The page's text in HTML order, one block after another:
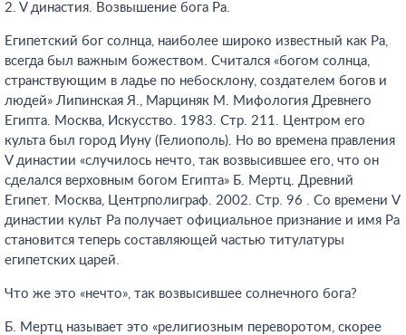
2. V династия. Возвышение бога Ра.
Египетский бог солнца, наиболее широко известный как Ра,
всегда был важным божеством. Считался «богом солнца,
странствующим в ладье по небосклону, создателем богов и
людей» Липинская Я., Марциняк М. Мифология Древнего
Египта. Москва, Искусство. 1983. Стр. 211. Центром его
культа был город Иуну (Гелиополь). Но во времена правления
V династии «случилось нечто, так возвысившее его, что он
сделался верховным богом Египта» Б. Мертц. Древний
Египет. Москва, Центрполиграф. 2002. Стр. 96 . Со времени V
династии культ Ра получает официальное признание и имя Ра
становится теперь составляющей частью титулатуры
египетских царей.
Что же это «нечто», так возвысившее солнечного бога?
Б. Мертц называет это «религиозным переворотом, скорее